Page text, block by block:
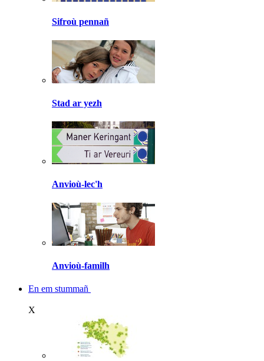
Sifroù pennañ
Stad ar yezh
Anvioù-lec'h
Anvioù-familh
En em stummañ
X